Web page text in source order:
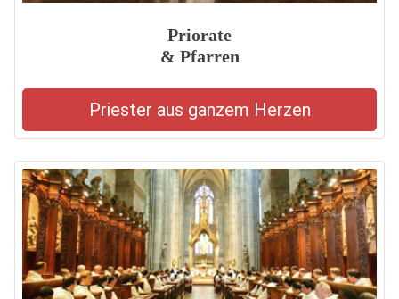
Priorate
& Pfarren
Priester aus ganzem Herzen